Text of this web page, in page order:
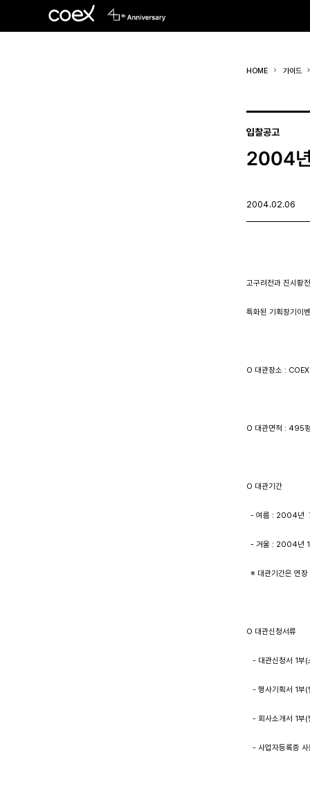
HOME 가이드
입찰공고
2004년
2004.02.06
고구려전과 진시황
특화된 기획장기이
O 대관장소 :
O 대관면적 : 495
O 대관기간
- 여름 : 2004년
- 겨울 : 2004
※ 대관기간은 연
O 대관신청서류
- 대관신청서 1부
- 행사기획서 1부
- 회사소개서 1부
- 사업자등록증